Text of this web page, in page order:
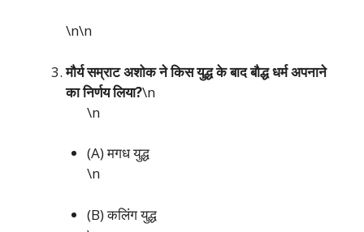
\n\n
मौर्य सम्राट अशोक ने किस युद्ध के बाद बौद्ध धर्म अपनाने
का निर्णय लिया?\n
\n
(A) मगध युद्ध
\n
(B) कलिंग युद्ध